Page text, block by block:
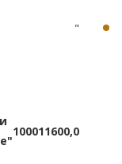
"
100011600,0